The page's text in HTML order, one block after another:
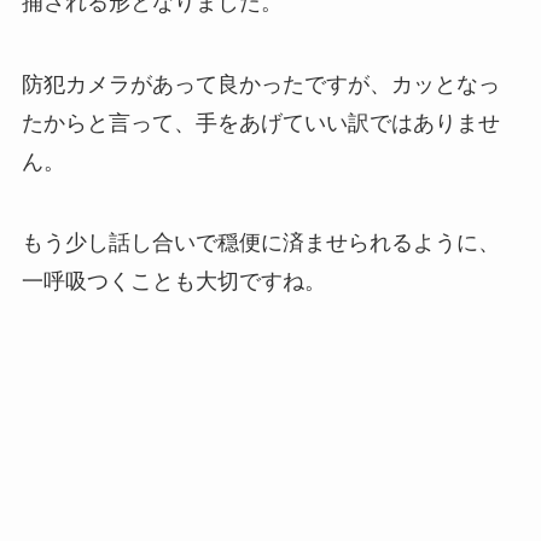
防犯カメラがあって良かったですが、カッとなっ
たからと言って、手をあげていい訳ではありませ
ん。
もう少し話し合いで穏便に済ませられるように、
一呼吸つくことも大切ですね。